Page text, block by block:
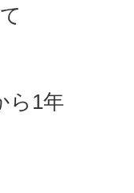
1年